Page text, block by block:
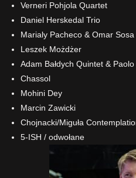
Verneri Pohjola Quartet
Daniel Herskedal Trio
Marialy Pacheco & Omar Sosa
Leszek Możdżer
Adam Bałdych Quintet &
Chassol
Mohini Dey
Marcin Zawicki
Chojnacki/Miguła
5-ISH / odwołane